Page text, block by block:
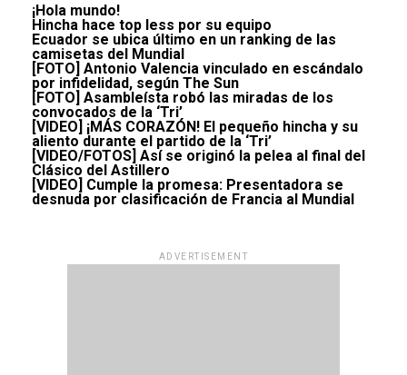
¡Hola mundo!
Hincha hace top less por su equipo
Ecuador se ubica último en un ranking de las
camisetas del Mundial
[FOTO] Antonio Valencia vinculado en escándalo
por infidelidad, según The Sun
[FOTO] Asambleísta robó las miradas de los
convocados de la ‘Tri’
[VIDEO] ¡MÁS CORAZÓN! El pequeño hincha y su
aliento durante el partido de la ‘Tri’
[VIDEO/FOTOS] Así se originó la pelea al final del
Clásico del Astillero
[VIDEO] Cumple la promesa: Presentadora se
desnuda por clasificación de Francia al Mundial
ADVERTISEMENT